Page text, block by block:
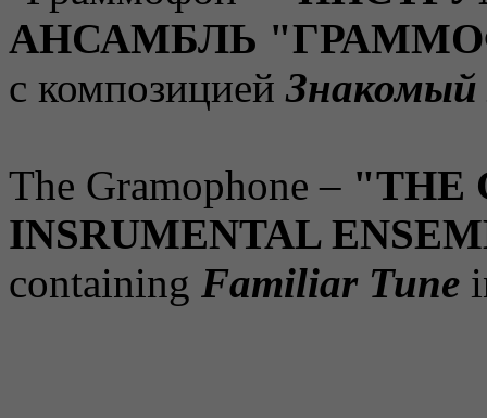
АНСАМБЛЬ
с композицией
The Gramophone – "THE
INSRUMENTAL
containing Familiar Tune